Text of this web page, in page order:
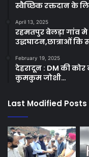
स्वैच्छिक रक्तदान के
April 13, 2025
रहमतपुर बेलड़ा गांव
उद्धघाटन,छात्राओं
February 19, 2025
देहरादून : DM की कोर
कुमकुम जोशी…
Last Modified Posts